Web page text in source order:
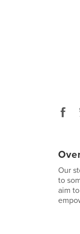
Our
to
aim